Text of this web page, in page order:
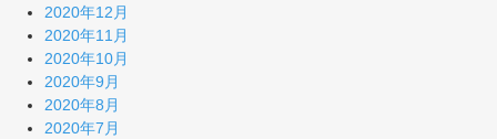
2020年12月
2020年11月
2020年10月
2020年9月
2020年8月
2020年7月